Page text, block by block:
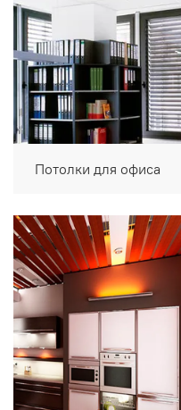
Потолки для офиса